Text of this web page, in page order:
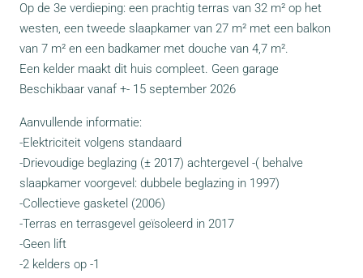
Op de 3e verdieping: een prachtig terras van 32 m² op het
westen, een tweede slaapkamer van 27 m² met een balkon
van 7 m² en een badkamer met douche van 4,7 m².
Een kelder maakt dit huis compleet. Geen garage
Beschikbaar vanaf +- 15 september 2026
Aanvullende informatie:
-Elektriciteit volgens standaard
-Drievoudige beglazing (± 2017) achtergevel -( behalve
slaapkamer voorgevel: dubbele beglazing in 1997)
-Collectieve gasketel (2006)
-Terras en terrasgevel geïsoleerd in 2017
-Geen lift
-2 kelders op -1